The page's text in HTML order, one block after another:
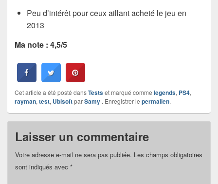
Peu d’intérêt pour ceux aillant acheté le jeu en
2013
Ma note : 4,5/5
Cet article a été posté dansTestset marqué comme legends, PS4,
rayman, test, UbisoftparSamy . Enregistrer le permalien.
Laisser un commentaire
Votre adresse e-mail ne sera pas publiée. Les champs obligatoires
sont indiqués avec *